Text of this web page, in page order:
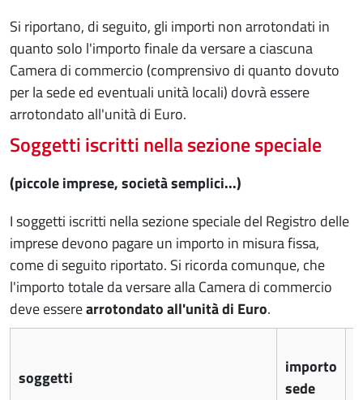
Si riportano, di seguito, gli importi non arrotondati in
quanto solo l'importo finale da versare a ciascuna
Camera di commercio (comprensivo di quanto dovuto
per la sede ed eventuali unità locali) dovrà essere
arrotondato all'unità di Euro.
Soggetti iscritti nella sezione speciale
(piccole imprese, società semplici...)
I soggetti iscritti nella sezione speciale del Registro delle
imprese devono pagare un importo in misura fissa,
come di seguito riportato. Si ricorda comunque, che
l'importo totale da versare alla Camera di commercio
deve esserearrotondato all'unità di Euro.
soggetti
importo
sede